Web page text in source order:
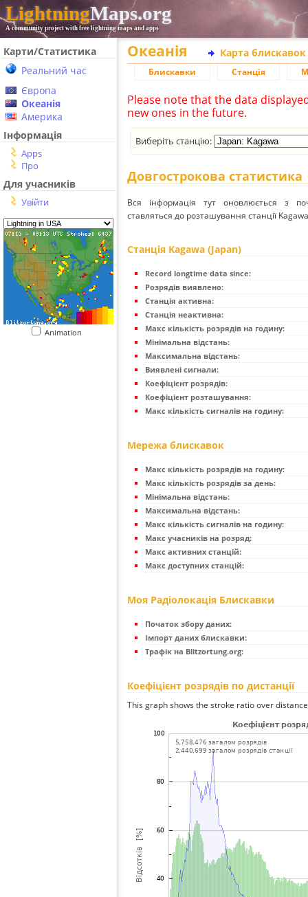
LightningMaps.org
A community project with free lightning maps and apps
Карти/Статистика
Реальний час
Європа
Океанія
Америка
Інформація
Apps
Про
Для учасників
Увійти
Animation
Океанія Карта
Блискавки Станція
Please note that the data
new ones in the future.
Виберіть станцію:
Довгострокова статистика
Вся інформація тут оновлюється з
ставляться до розташування станції
Станція Kagawa (Japan)
Record longtime data since:
Розрядів виявлено:
Станція активна:
Станція неактивна:
Макс кількість розрядів на годину:
Мінімальна відстань:
Максимальна відстань:
Виявлені сигнали:
Коефіцієнт розрядів:
Коефіцієнт розташування:
Макс кількість сигналів на годину:
Мережа блискавок
Макс кількість розрядів на годину:
Макс кількість розрядів за день:
Мінімальна відстань:
Максимальна відстань:
Макс кількість сигналів на годину:
Макс учасників на розряд:
Макс активних станцій:
Макс доступних станцій:
Моя Радіолокація Блискавки
Початок збору даних:
Імпорт даних блискавки:
Трафік на Blitzortung.org:
Коефіцієнт розрядів по дистанції
This graph shows the stroke ratio over